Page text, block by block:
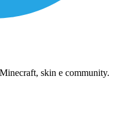
skin e community.